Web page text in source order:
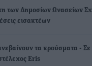
των Δημοσίων Ωνασείων
εισακτέων
τα κρούσματα -
Eris